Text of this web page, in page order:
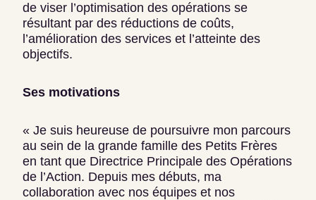
de viser l’optimisation des opérations se
résultant par des réductions de coûts,
l’amélioration des services et l’atteinte des
objectifs.
Ses motivations
« Je suis heureuse de poursuivre mon parcours
au sein de la grande famille des Petits Frères
en tant que Directrice Principale des Opérations
de l’Action. Depuis mes débuts, ma
collaboration avec nos équipes et nos